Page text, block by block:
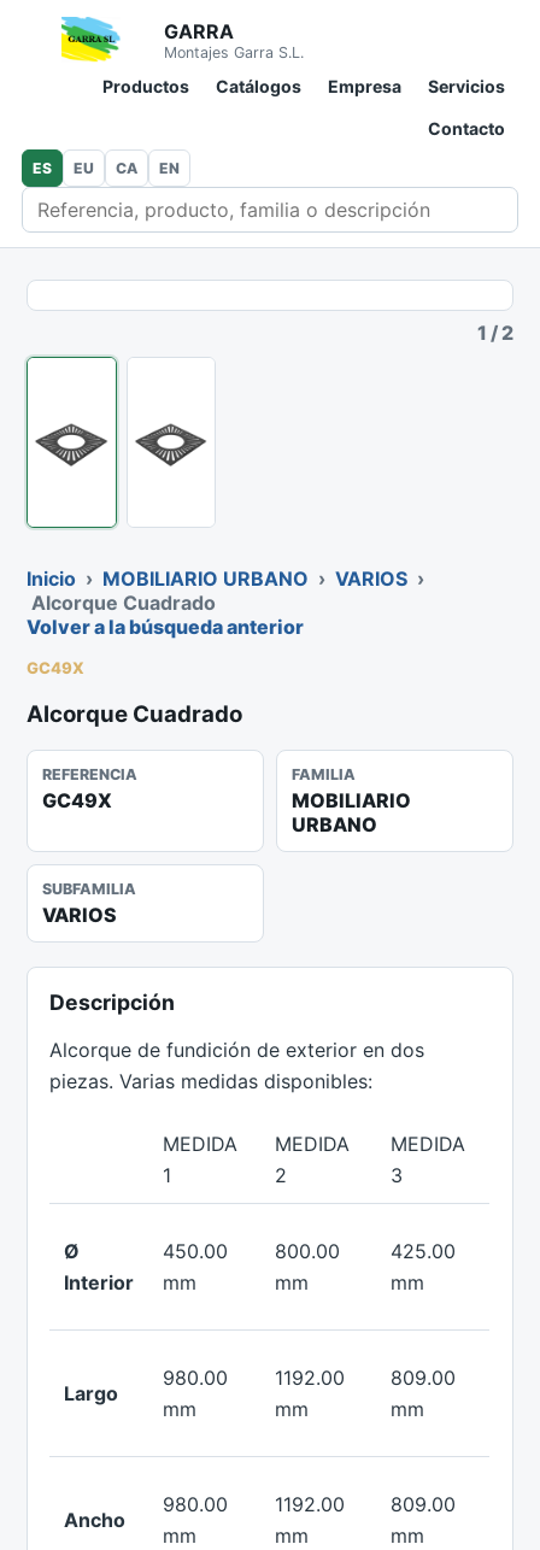
GARRA
Montajes Garra S.L.
Productos Catálogos Empresa Servicios
Contacto
Buscar en catálogo
ES EU CA EN
1 /2
Inicio › MOBILIARIO URBANO › VARIOS ›
Alcorque Cuadrado
Volver a la búsqueda anterior
GC49X
Alcorque Cuadrado
REFERENCIA
GC49X
FAMILIA
MOBILIARIO
URBANO
SUBFAMILIA
VARIOS
Descripción
Alcorque de fundición de exterior en dos
piezas. Varias medidas disponibles:
MEDIDA
1
MEDIDA
2
MEDIDA
3
Ø
Interior
450.00
mm
800.00
mm
425.00
mm
Largo
980.00
mm
1192.00
mm
809.00
mm
Ancho
980.00
mm
1192.00
mm
809.00
mm